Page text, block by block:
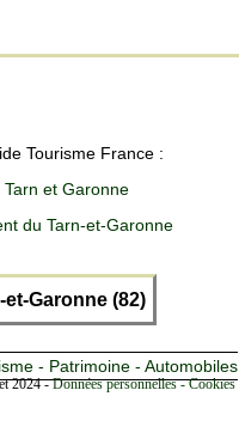
Tourisme France :
et Garonne
du Tarn-et-Garonne
et-Garonne (82)
- Patrimoine - Automobiles
2024 -Données personnelles -